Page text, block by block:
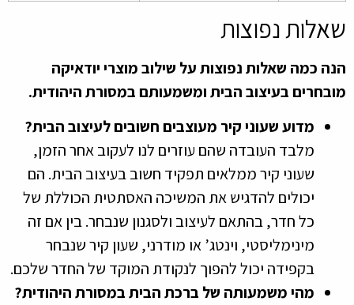
שאלות נפוצות
הנה כמה שאלות נפוצות על שילוב מוצרי יודאיקה
מובחרים בעיצוב הבית ומשמעותם במסורת היהודית.
מדוע שעוני קיר מעוצבים חשובים לעיצוב הבית?
מלבד העובדה שהם עוזרים לנו לעקוב אחר הזמן,
שעוני קיר ממלאים תפקיד חשוב בעיצוב הבית. הם
יכולים להדגיש את המשיכה האסתטית הכוללת של
כל חדר, בהתאם לעיצוב ולסגנון שנבחר. בין אם זה
מינימליסטי, וינטג’ או מודרני, שעון קיר שנבחר
בקפידה יכול להפוך לנקודת המוקד של החדר שלכם.
מהי משמעותה של ברכת הבית במסורת היהודית?